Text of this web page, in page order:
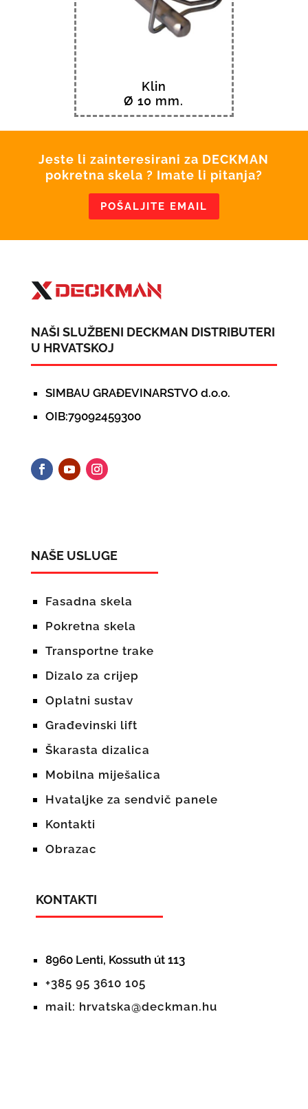
Klin
Ø 10 mm.
Jeste li zainteresirani za DECKMAN
pokretna skela ? Imate li pitanja?
POŠALJITE EMAIL
NAŠI SLUŽBENI DECKMAN DISTRIBUTERI
U HRVATSKOJ
SIMBAU GRAĐEVINARSTVO d.o.o.
OIB:79092459300
NAŠE USLUGE
Fasadna skela
Pokretna skela
Transportne trake
Dizalo za crijep
Oplatni sustav
Građevinski lift
Škarasta dizalica
Mobilna miješalica
Hvataljke za sendvič panele
Kontakti
Obrazac
KONTAKTI
8960 Lenti, Kossuth út 113
+385 95 3610 105
mail: hrvatska@deckman.hu